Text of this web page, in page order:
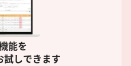
能を
試しできます